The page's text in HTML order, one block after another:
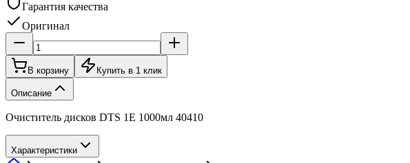
Гарантия качества
Оригинал
В корзину Купить в 1 клик
Описание
Очиститель дисков DTS 1E 1000мл 40410
Характеристики